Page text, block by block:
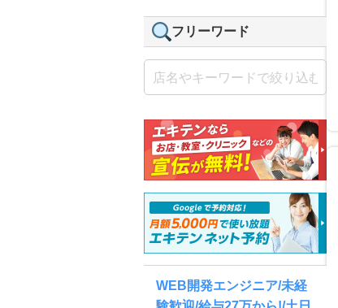
フリーワード
WEB開発エンジニア/未経